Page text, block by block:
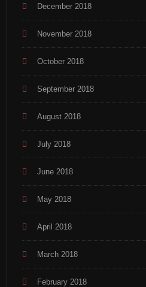
December 2018
November 2018
October 2018
September 2018
August 2018
July 2018
June 2018
May 2018
April 2018
March 2018
February 2018